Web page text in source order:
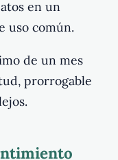
en un
uso común.
de un mes
prorrogable